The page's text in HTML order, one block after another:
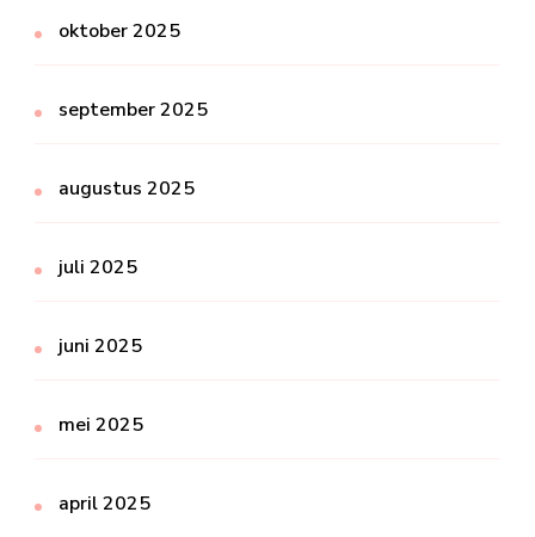
oktober 2025
september 2025
augustus 2025
juli 2025
juni 2025
mei 2025
april 2025